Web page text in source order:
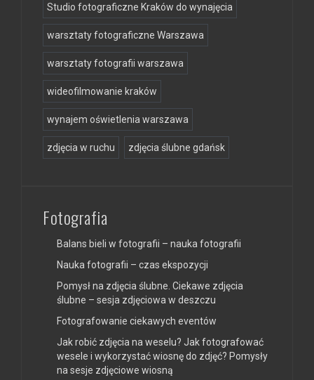
Studio fotograficzne Kraków do wynajęcia
warsztaty fotograficzne Warszawa
warsztaty fotografii warszawa
wideofilmowanie kraków
wynajem oświetlenia warszawa
zdjęcia w ruchu zdjęcia ślubne gdańsk
Fotografia
Balans bieli w fotografii – nauka fotografii
Nauka fotografii – czas ekspozycji
Pomysł na zdjęcia ślubne. Ciekawe zdjęcia
ślubne – sesja zdjęciowa w deszczu
Fotografowanie ciekawych eventów
Jak robić zdjęcia na weselu? Jak fotografować
wesele i wykorzystać wiosnę do zdjęć? Pomysły
na sesje zdjęciowe wiosną